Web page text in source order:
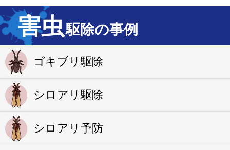
害虫駆除の事例
ゴキブリ駆除
シロアリ駆除
シロアリ予防